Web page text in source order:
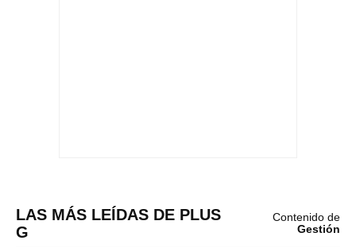
LAS MÁS LEÍDAS DE PLUS
G
Contenido de
Gestión